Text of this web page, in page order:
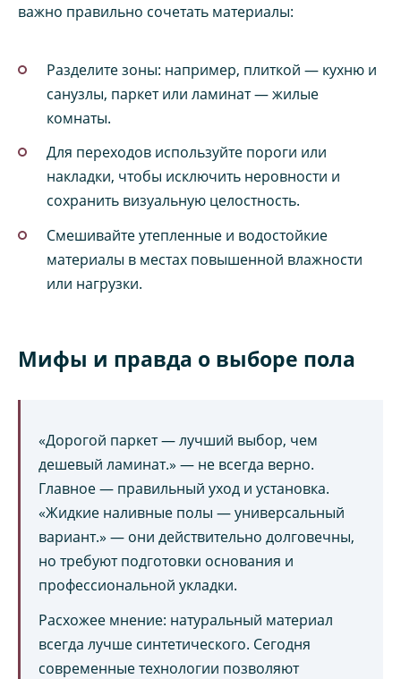
важно правильно сочетать материалы:
Разделите зоны: например, плиткой — кухню и
санузлы, паркет или ламинат — жилые
комнаты.
Для переходов используйте пороги или
накладки, чтобы исключить неровности и
сохранить визуальную целостность.
Смешивайте утепленные и водостойкие
материалы в местах повышенной влажности
или нагрузки.
Мифы и правда о выборе пола
«Дорогой паркет — лучший выбор, чем
дешевый ламинат.» — не всегда верно.
Главное — правильный уход и установка.
«Жидкие наливные полы — универсальный
вариант.» — они действительно долговечны,
но требуют подготовки основания и
профессиональной укладки.
Расхожее мнение: натуральный материал
всегда лучше синтетического. Сегодня
современные технологии позволяют